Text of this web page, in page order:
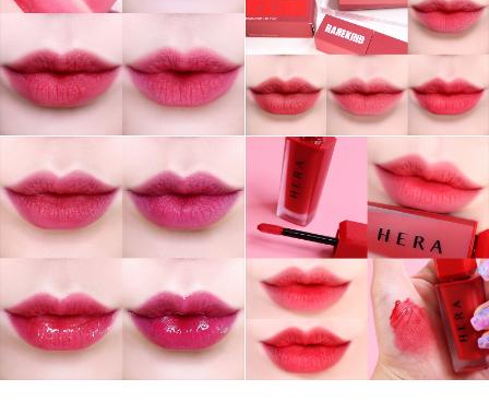
블로그
구독하기
구독하기 라인 트위터
카카오스토리 네이버 블로그